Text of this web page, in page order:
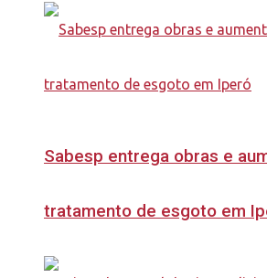
Sabesp entrega obras e
tratamento de esgoto em